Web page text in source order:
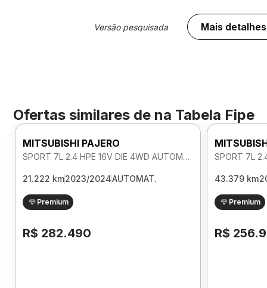
Versão pesquisada Mais detalhes
Ofertas similares de na Tabela Fipe
MITSUBISHI PAJERO
SPORT 7L 2.4 HPE 16V DIE 4WD AUTOMATICO
21.222 km2023/2024AUTOMAT.
Premium
R$ 282.490
43.379 km
Premium
R$